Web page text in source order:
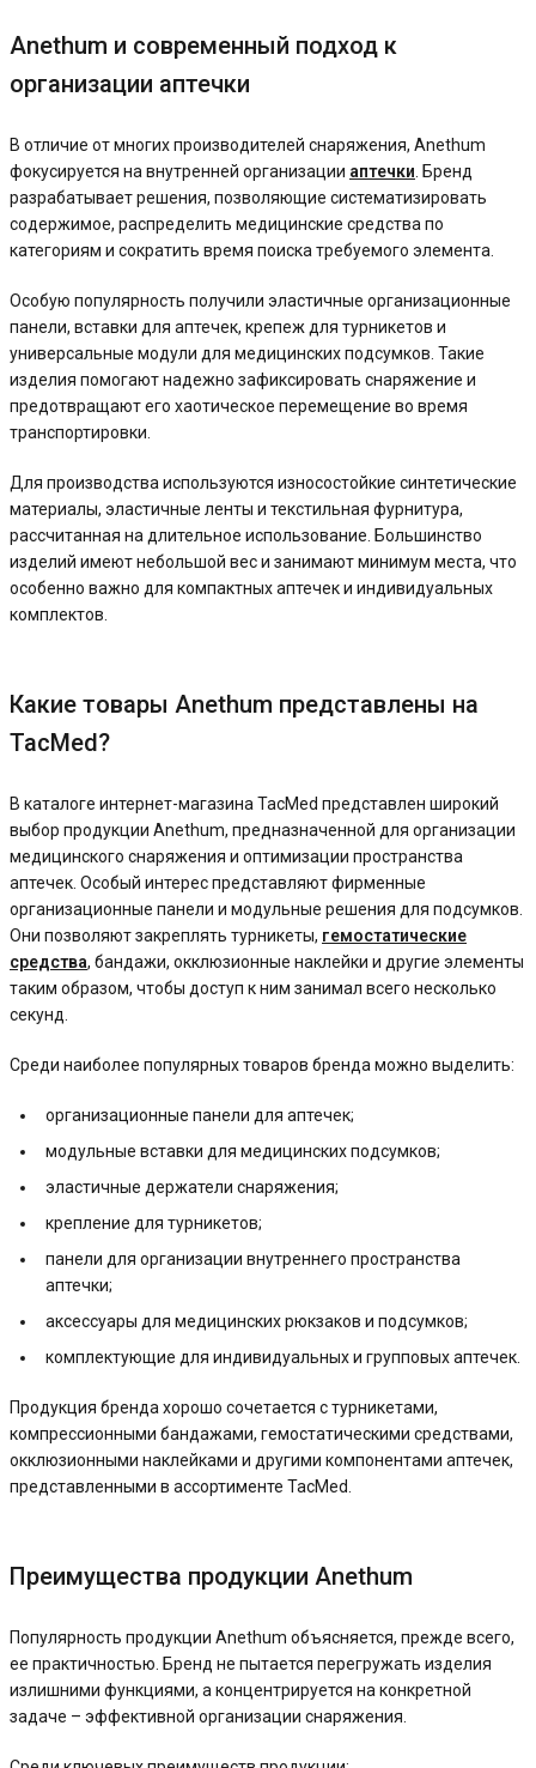
Anethum и современный подход к
организации аптечки
В отличие от многих производителей снаряжения, Anethum
фокусируется на внутренней организации аптечки . Бренд
разрабатывает решения, позволяющие систематизировать
содержимое, распределить медицинские средства по
категориям и сократить время поиска требуемого элемента.
Особую популярность получили эластичные организационные
панели, вставки для аптечек, крепеж для турникетов и
универсальные модули для медицинских подсумков. Такие
изделия помогают надежно зафиксировать снаряжение и
предотвращают его хаотическое перемещение во время
транспортировки.
Для производства используются износостойкие синтетические
материалы, эластичные ленты и текстильная фурнитура,
рассчитанная на длительное использование. Большинство
изделий имеют небольшой вес и занимают минимум места, что
особенно важно для компактных аптечек и индивидуальных
комплектов.
Какие товары Anethum представлены на
TacMed?
В каталоге интернет-магазина TacMed представлен широкий
выбор продукции Anethum, предназначенной для организации
медицинского снаряжения и оптимизации пространства
аптечек. Особый интерес представляют фирменные
организационные панели и модульные решения для подсумков.
Они позволяют закреплять турникеты, гемостатические
средства, бандажи, окклюзионные наклейки и другие элементы
таким образом, чтобы доступ к ним занимал всего несколько
секунд.
Среди наиболее популярных товаров бренда можно выделить:
организационные панели для аптечек;
модульные вставки для медицинских подсумков;
эластичные держатели снаряжения;
крепление для турникетов;
панели для организации внутреннего пространства
аптечки;
аксессуары для медицинских рюкзаков и подсумков;
комплектующие для индивидуальных и групповых аптечек.
Продукция бренда хорошо сочетается с турникетами,
компрессионными бандажами, гемостатическими средствами,
окклюзионными наклейками и другими компонентами аптечек,
представленными в ассортименте TacMed.
Преимущества продукции Anethum
Популярность продукции Anethum объясняется, прежде всего,
ее практичностью. Бренд не пытается перегружать изделия
излишними функциями, а концентрируется на конкретной
задаче – эффективной организации снаряжения.